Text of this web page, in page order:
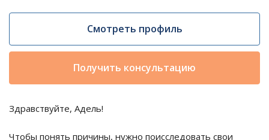
Смотреть профиль
Получить консультацию
Здравствуйте, Адель!
Чтобы понять причины, нужно поисследовать свои